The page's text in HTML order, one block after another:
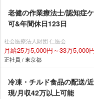
老健の作業療法士/認知症
可&年間休日123日
社会医療法人財団 仁医会
月給25万5,000円～33万5,000
正社員 / 東京都
冷凍・チルド食品の配送/
現/月収42万以上可能